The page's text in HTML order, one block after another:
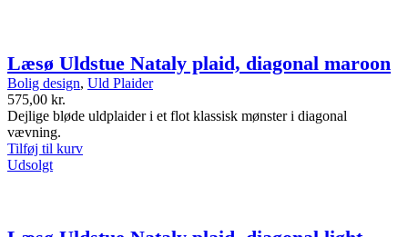
Læsø Uldstue Nataly plaid, diagonal maroon
Bolig design, Uld Plaider
575,00 kr.
Dejlige bløde uldplaider i et flot klassisk mønster i diagonal
vævning.
Tilføj til kurv
Udsolgt